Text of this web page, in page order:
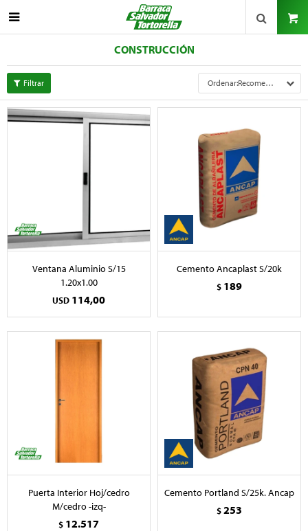

CONSTRUCCIÓN
Recomendados
Ventana Aluminio S/15
1.20x1.00
USD 114,00
Cemento Ancaplast S/20k
$ 189
Puerta Interior Hoj/cedro
M/cedro -izq-
$ 12.517
Cemento Portland S/25k. Ancap
$253